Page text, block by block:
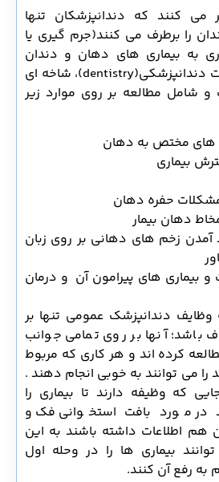
کنند که دندانپزشکان تنها
را برطرف می کنند(جرم گیری یا
به بیماری های دهان و دندان
ندارند، اما اینطور نیست دندانپزشکی(dentistry)، شاخه ای
مطالعه بر روی موارد زیر
مختص به دهان
حفره دهان
دهان بیمار
زخم های دهانی بر روی زبان
های پیرامون آن و درمان
دندانپزشک عمومی تنها بر
آنها بر روی تمامی جوانب
کرده اند و هر کاری که مربوط
می توانند به خوبی انجام دهند .
که وظیفه دارند تا بیماری را
مورد بافت استخوانی فک و
اطلاعات داشته باشند به این
بیماری ها را در وحله اول
آن کنند.